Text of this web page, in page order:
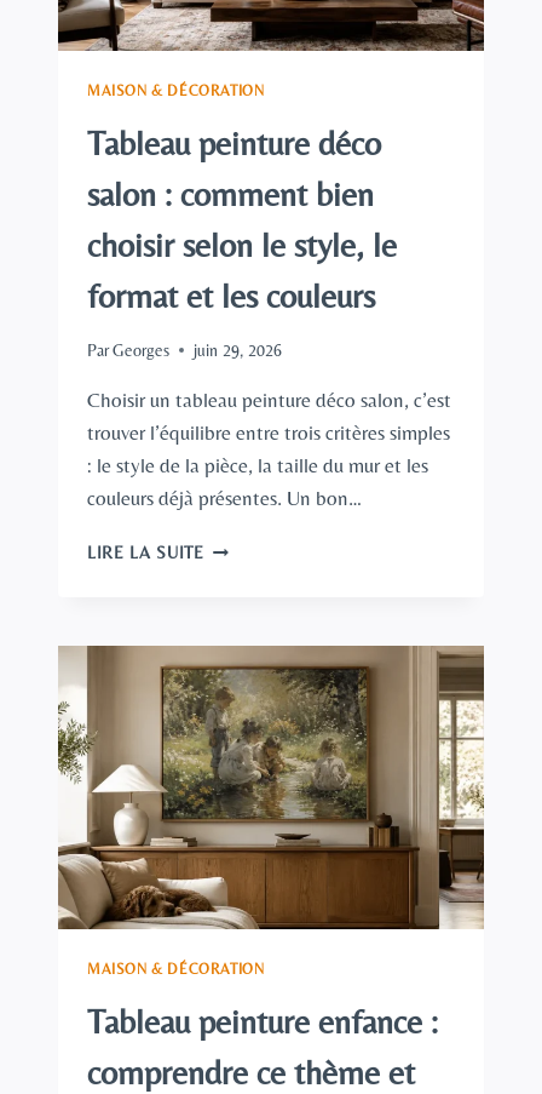
MAISON & DÉCORATION
Tableau peinture déco
salon : comment bien
choisir selon le style, le
format et les couleurs
ParGeorges juin 29, 2026
Choisir un tableau peinture déco salon, c’est
trouver l’équilibre entre trois critères simples
: le style de la pièce, la taille du mur et les
couleurs déjà présentes. Un bon…
LIRE LA SUITETABLEAU
:
COMMENT
BIEN
CHOISIR
SELON
LE
STYLE,
LE
FORMAT
ET
LES
COULEURS
MAISON & DÉCORATION
Tableau peinture enfance :
comprendre ce thème et